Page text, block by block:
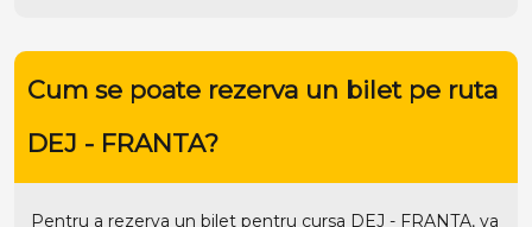
Cum se poate rezerva un bilet pe ruta
DEJ - FRANTA?
Pentru a rezerva un bilet pentru cursa DEJ - FRANTA, va